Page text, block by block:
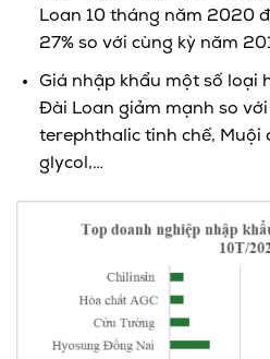
Loan 10 tháng năm 2020
27% so với cùng kỳ năm
Giá nhập khẩu một số loại
Đài Loan giảm mạnh so
terephthalic tinh chế, Muội
glycol,…